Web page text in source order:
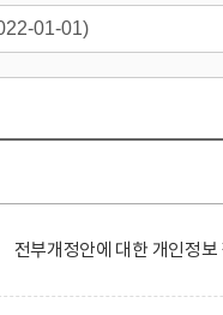
전부개정안에 대한 개인정